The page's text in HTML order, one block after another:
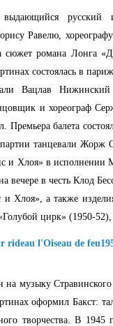
русский
Равелю,
сюжет романа Лонга
состоялась в
Вацлав
и хореограф
Премьера балета
танцевали Жорж
и Хлоя» в исполнении
вечере в честь Клод
и Хлоя», а также
цирк» (1950-
на музыку
оформил Бакст:
творчества. В 1945